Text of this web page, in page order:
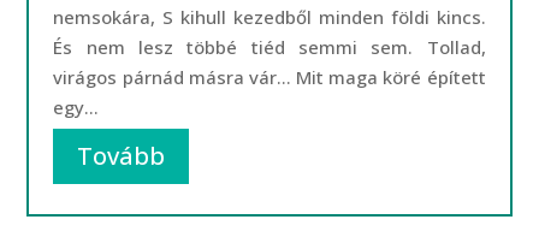
nemsokára, S kihull kezedből minden földi kincs.
És nem lesz többé tiéd semmi sem. Tollad,
virágos párnád másra vár… Mit maga köré épített
egy...
Tovább